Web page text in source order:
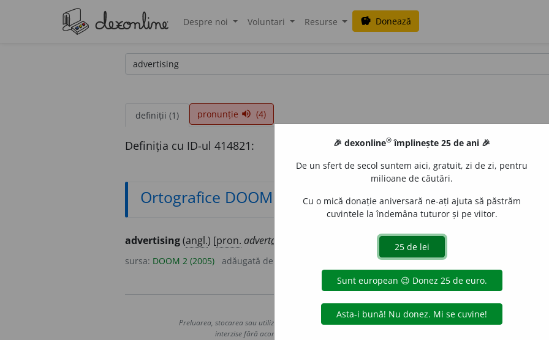
Despre noi Voluntari Resurse savings Donează
definiții (1) pronunție volume_up (4)
Definiția cu ID-ul 414821:
Ortografice DOOM
advertising(angl.) [pron. adverta
sursa: DOOM 2 (2005) adăugată de
Copyright © 2004-2026 dexonline (https://dexonline.ro)
Preluarea, stocarea sau utilizarea datelor de pe acest site, inclusiv prin orice metode de extragere automată
interzise fără acordul nostru prealabil scris, cu excepția seturilor de date oferite oficial spre utilizare
🎉 dexonline® împlinește 25 de ani 🎉
De un sfert de secol suntem aici, gratuit, zi de zi, pentru
milioane de căutări.
Cu o mică donație aniversară ne-ați ajuta să păstrăm
cuvintele la îndemâna tuturor și pe viitor.